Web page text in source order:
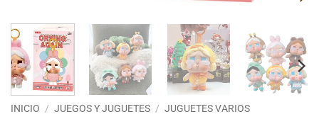
INICIO / JUEGOS Y JUGUETES / JUGUETES VARIOS